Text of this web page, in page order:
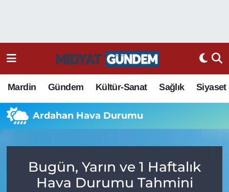
Mardin Gündem Kültür-Sanat Sağlık Siyaset
Ardahan Hava Durumu
Bugün, Yarın ve 1 Haftalık
Hava Durumu Tahmini